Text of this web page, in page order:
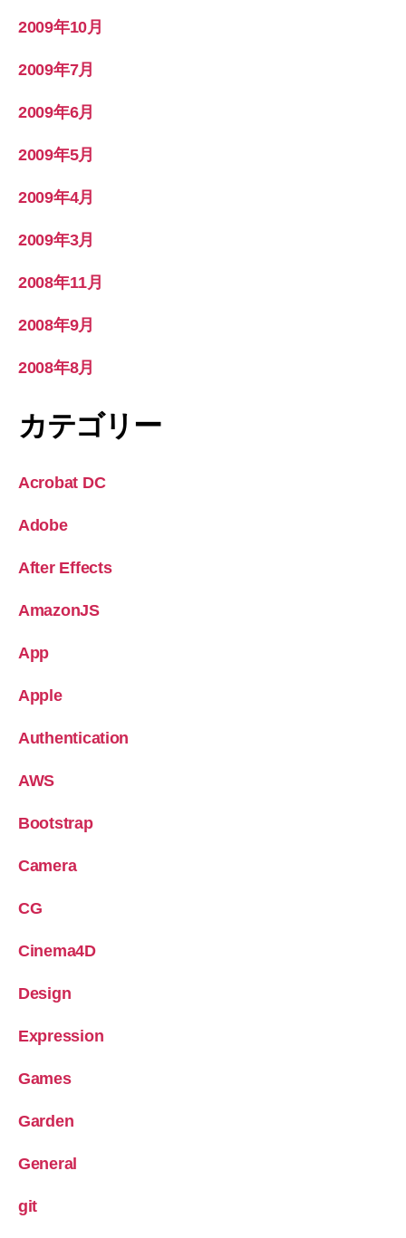
2009年10月
2009年7月
2009年6月
2009年5月
2009年4月
2009年3月
2008年11月
2008年9月
2008年8月
カテゴリー
Acrobat DC
Adobe
After Effects
AmazonJS
App
Apple
Authentication
AWS
Bootstrap
Camera
CG
Cinema4D
Design
Expression
Games
Garden
General
git